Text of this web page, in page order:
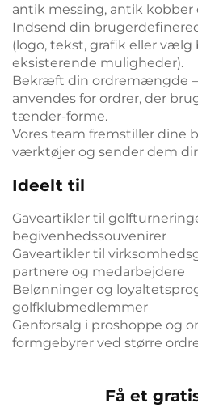
antik messing, antik kobber
Indsend din
(logo, tekst, grafik eller vælg
eksisterende muligheder).
Bekræft din ordremængde
anvendes for ordrer, der
tænder-forme.
Vores team fremstiller dine
værktøjer og sender dem
Ideelt til
Gaveartikler til
begivenhedssouvenirer
Gaveartikler til
partnere og medarbejdere
Belønninger og
golfklubmedlemmer
Genforsalg i proshoppe og
formgebyrer ved større
Få et